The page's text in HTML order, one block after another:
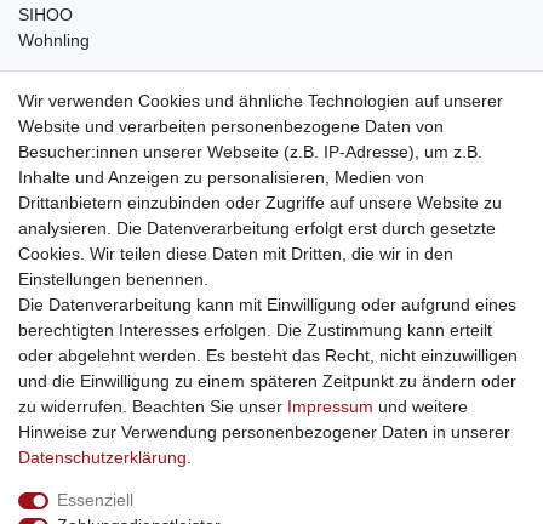
SIHOO
Wohnling
weitere Shops
traumlampen- Lampen und Kronleuchter
kinderwagencenter- Exklusive und günstige Kinderwagen
gastrogeraete24- alles für Gastronomie und Imbiss
soziale Medien
Facebook
sicher einkaufen
Sichere Bestellung und Zahlung via SSL Verschlüsselung
Wir verwenden Cookies und ähnliche Technologien auf unserer
Website und verarbeiten personenbezogene Daten von
Besucher:innen unserer Webseite (z.B. IP-Adresse), um z.B.
Inhalte und Anzeigen zu personalisieren, Medien von
Drittanbietern einzubinden oder Zugriffe auf unsere Website zu
analysieren. Die Datenverarbeitung erfolgt erst durch gesetzte
Cookies. Wir teilen diese Daten mit Dritten, die wir in den
Einstellungen benennen.
Die Datenverarbeitung kann mit Einwilligung oder aufgrund eines
berechtigten Interesses erfolgen. Die Zustimmung kann erteilt
oder abgelehnt werden. Es besteht das Recht, nicht einzuwilligen
und die Einwilligung zu einem späteren Zeitpunkt zu ändern oder
zu widerrufen. Beachten Sie unser Impressum und weitere
Hinweise zur Verwendung personenbezogener Daten in unserer
Daten­schutz­erklärung
Essenziell